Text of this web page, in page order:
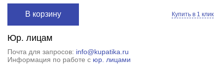
В корзину Купить в 1 клик
Юр. лицам
Почта для запросов: info@kupatika.ru
Информация по работе с юр. лицами